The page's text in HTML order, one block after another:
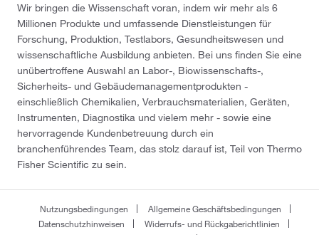
Wir bringen die Wissenschaft voran, indem wir mehr als 6
Millionen Produkte und umfassende Dienstleistungen für
Forschung, Produktion, Testlabors, Gesundheitswesen und
wissenschaftliche Ausbildung anbieten. Bei uns finden Sie eine
unübertroffene Auswahl an Labor-, Biowissenschafts-,
Sicherheits- und Gebäudemanagementprodukten -
einschließlich Chemikalien, Verbrauchsmaterialien, Geräten,
Instrumenten, Diagnostika und vielem mehr - sowie eine
hervorragende Kundenbetreuung durch ein
branchenführendes Team, das stolz darauf ist, Teil von Thermo
Fisher Scientific zu sein.
Nutzungsbedingungen
Allgemeine Geschäftsbedingungen
Datenschutzhinweisen
Widerrufs- und Rückgaberichtlinien